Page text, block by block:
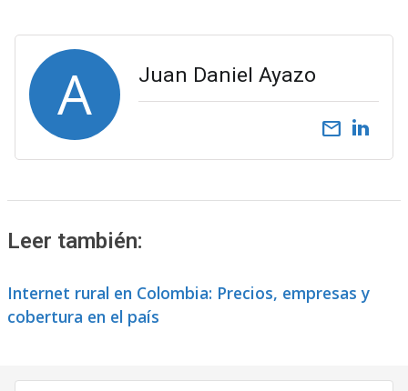
A Juan Daniel Ayazo
email
Leer también:
Internet rural en Colombia: Precios, empresas y
cobertura en el país